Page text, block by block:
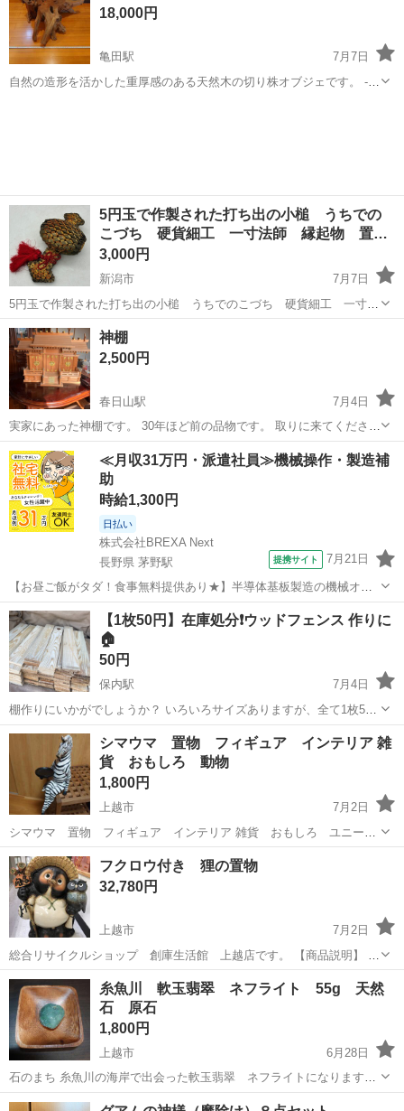
18,000円
亀田駅
7月7日
自然の造形を活かした重厚感のある天然木の切り株オブジェです。 -
5円玉で作製された打ち出の小槌 うちでの
こづち 硬貨細工 一寸法師 縁起物 置…
3,000円
新潟市
7月7日
5円玉で作製された打ち出の小槌 うちでのこづち 硬貨細工 一寸法
師 縁起物 置物 工芸品 オブジェ 和 開運 多少傷汚れ 一部白っ
新潟 新潟市 インテリア雑貨/小物
神棚
2,500円
春日山駅
7月4日
実家にあった神棚です。 30年ほど前の品物です。 取りに来てくださる
方優先でお譲りします。
新潟 上越市 春日山駅 インテリア雑貨/小物
≪月収31万円・派遣社員≫機械操作・製造補
助
時給1,300円
日払い
株式会社BREXA Next
長野県 茅野駅
提携サイト 7月21日
【お昼ご飯がタダ！食事無料提供あり★】半導体基板製造の機械オペ
レーターや検査作業！未経験活躍中★カップル＆友達同士の応募OK！
赴任旅費会社負担★嬉しい無料送迎◎正社員登用制度あり！マイカー
通勤OK！無料駐車場完備！《長野県茅...
長野 茅野市 茅野駅 その他
【1枚50円】在庫処分❗️ウッドフェンス 作りに
🏠
50円
保内駅
7月4日
棚作りにいかがでしょうか？ いろいろサイズありますが、全て1枚50
円にです。 冬前に在庫処分いたします。 長さ60〜80センチ、厚さ1.5
センチ.幅9センチ 長さ約78cm、厚さ約1.5cm. 幅4c 長さ約30...
新潟 三条市 保内駅 インテリア雑貨/小物 フェンス
シマウマ 置物 フィギュア インテリア 雑
貨 おもしろ 動物
1,800円
上越市
7月2日
シマウマ 置物 フィギュア インテリア 雑貨 おもしろ ユニーク
おもしろ雑貨いかがでしょうか リアルなシマウマさんの置物です。 サ
イズ感も35cmあるのでインパクトあります。 右手に修復跡あり 接
着済み 写真4枚目参考 ...
新潟 上越市 インテリア雑貨/小物 シマウマ
フクロウ付き 狸の置物
32,780円
上越市
7月2日
総合リサイクルショップ 創庫生活館 上越店です。 【商品説明】 フ
クロウ付き 狸の置物になります。 サイズ：高さ約64㎝ 陶器製 中古
品ですので状態をよくご確認の上、ご購入ください。 【配送につい
て】 ...
新潟 上越市 インテリア雑貨/小物
糸魚川 軟玉翡翠 ネフライト 55g 天然
石 原石
1,800円
上越市
6月28日
石のまち 糸魚川の海岸で出会った軟玉翡翠 ネフライトになります。
写真のようにきれいな透過がみられます。ぜひお部屋を暗くしてお試
新潟 上越市 インテリア雑貨/小物 翡翠